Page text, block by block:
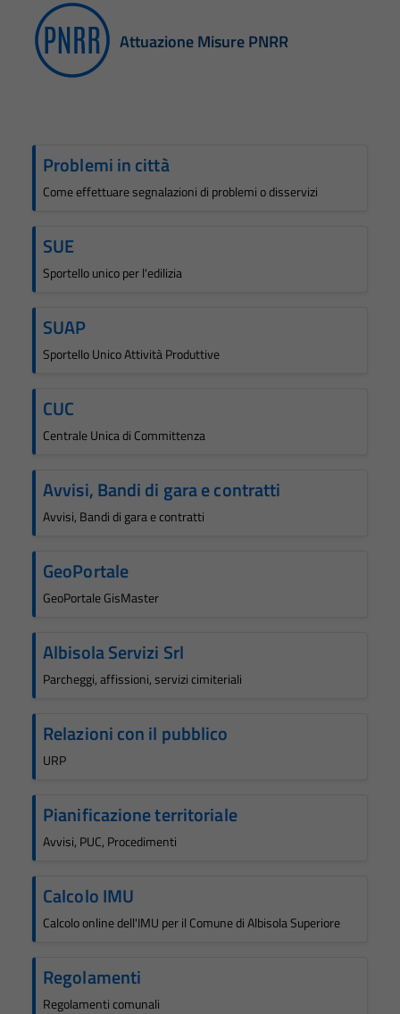
Attuazione Misure PNRR
Problemi in città
Come effettuare segnalazioni di problemi o disservizi
SUE
Sportello unico per l'edilizia
SUAP
Sportello Unico Attività Produttive
CUC
Centrale Unica di Committenza
Avvisi, Bandi di gara e contratti
Avvisi, Bandi di gara e contratti
GeoPortale
GeoPortale GisMaster
Albisola Servizi Srl
Parcheggi, affissioni, servizi cimiteriali
Relazioni con il pubblico
URP
Pianificazione territoriale
Avvisi, PUC, Procedimenti
Calcolo IMU
Calcolo online dell'IMU per il Comune di Albisola Superiore
Regolamenti
Regolamenti comunali